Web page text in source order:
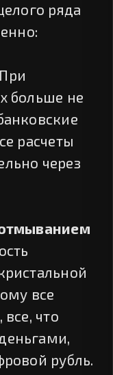
ряда
При
больше не
расчеты
через
все
что
рубль.